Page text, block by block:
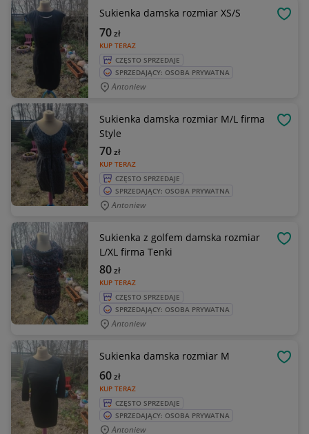
Sukienka damska rozmiar XS/S
KUP TERAZ
70zł
CZĘSTO SPRZEDAJE
SPRZEDAJĄCY: OSOBA PRYWATNA
Antoniew
Sukienka damska rozmiar M/L firma
Style
KUP TERAZ
70zł
CZĘSTO SPRZEDAJE
SPRZEDAJĄCY: OSOBA PRYWATNA
Antoniew
Sukienka z golfem damska rozmiar
L/XL firma Tenki
KUP TERAZ
80zł
CZĘSTO SPRZEDAJE
SPRZEDAJĄCY: OSOBA PRYWATNA
Antoniew
Sukienka damska rozmiar M
KUP TERAZ
60zł
CZĘSTO SPRZEDAJE
SPRZEDAJĄCY: OSOBA PRYWATNA
Antoniew